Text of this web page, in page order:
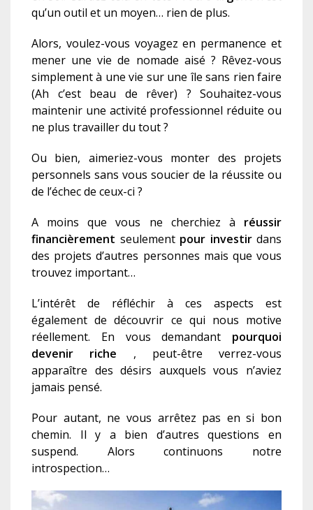
qu’un outil et un moyen… rien de plus.
Alors, voulez-vous voyagez en permanence et
mener une vie de nomade aisé ? Rêvez-vous
simplement à une vie sur une île sans rien faire
(Ah c’est beau de rêver) ? Souhaitez-vous
maintenir une activité professionnel réduite ou
ne plus travailler du tout ?
Ou bien, aimeriez-vous monter des projets
personnels sans vous soucier de la réussite ou
de l’échec de ceux-ci ?
A moins que vous ne cherchiez à réussir
financièrement seulement pour investir dans
des projets d’autres personnes mais que vous
trouvez important…
L’intérêt de réfléchir à ces aspects est
également de découvrir ce qui nous motive
réellement. En vous demandant pourquoi
devenir riche , peut-être verrez-vous
apparaître des désirs auxquels vous n’aviez
jamais pensé.
Pour autant, ne vous arrêtez pas en si bon
chemin. Il y a bien d’autres questions en
suspend. Alors continuons notre
introspection…